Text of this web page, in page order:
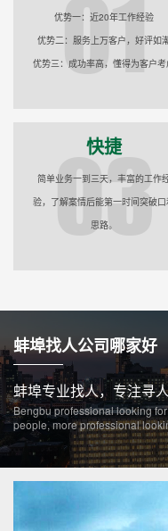
优势一：近20年工作经验
优势二：服务上万客户，好评如
优势三：成功率高，懂得为客户
快捷
简单业务一到三天，丰富的工作
验，了解案情后能第一时间突破口
思路。
蚌埠找人公司哪家好
蚌埠专业找人，专注寻
Bengbu professional looking
people, more professional